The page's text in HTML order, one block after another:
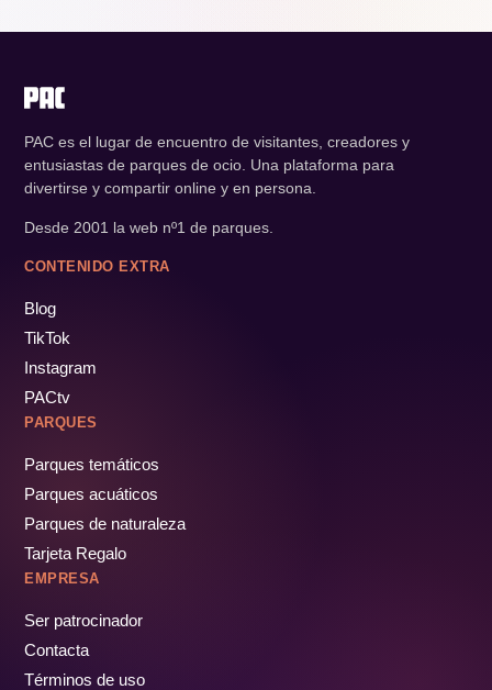
PAC es el lugar de encuentro de visitantes, creadores y
entusiastas de parques de ocio. Una plataforma para
divertirse y compartir online y en persona.
Desde 2001 la web nº1 de parques.
CONTENIDO EXTRA
Blog
TikTok
Instagram
PACtv
PARQUES
Parques temáticos
Parques acuáticos
Parques de naturaleza
Tarjeta Regalo
EMPRESA
Ser patrocinador
Contacta
Términos de uso